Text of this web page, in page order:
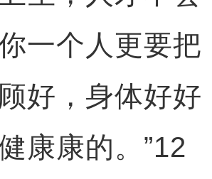
一个人更要把
好，身体好好
康康的。”12